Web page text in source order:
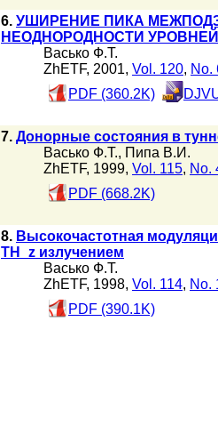
6. УШИРЕНИЕ ПИКА
НЕОДНОРОДНОСТИ УРОВНЕЙ
Васько Ф.Т.
ZhETF, 2001, Vol. 120, No.
PDF (360.2K)
7. Донорные состояния в
Васько Ф.Т., Пипа В.И.
ZhETF, 1999, Vol. 115, No.
PDF (668.2K)
8. Высокочастотная
TH_z излучением
Васько Ф.Т.
ZhETF, 1998, Vol. 114, No.
PDF (390.1K)